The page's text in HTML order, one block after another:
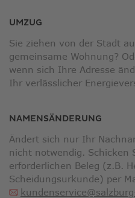
UMZUG
Sie ziehen von der Stadt
gemeinsame Wohnung?
wenn sich Ihre Adresse
Ihr verlässlicher
NAMENSÄNDERUNG
Ändert sich nur Ihr
nicht notwendig. Schicken
erforderlichen Beleg (z.B.
Scheidungsurkunde) per